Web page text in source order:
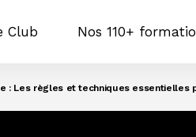
Club Nos 110+
: Les règles et techniques essentielles